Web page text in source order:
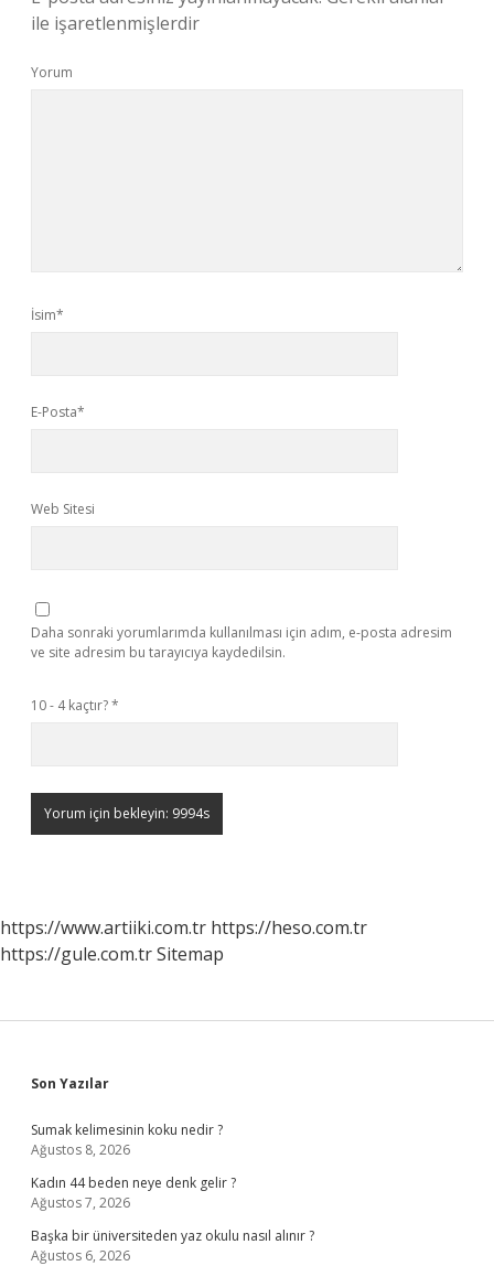
ile işaretlenmişlerdir
Yorum
İsim*
E-Posta*
Web Sitesi
Daha sonraki yorumlarımda kullanılması için adım, e-posta adresim
ve site adresim bu tarayıcıya kaydedilsin.
10 - 4 kaçtır?*
https://www.artiiki.com.tr https://heso.com.tr
https://gule.com.trSitemap
Sidebar
Son Yazılar
Sumak kelimesinin koku nedir ?
Ağustos 8, 2026
Kadın 44 beden neye denk gelir ?
Ağustos 7, 2026
Başka bir üniversiteden yaz okulu nasıl alınır ?
Ağustos 6, 2026